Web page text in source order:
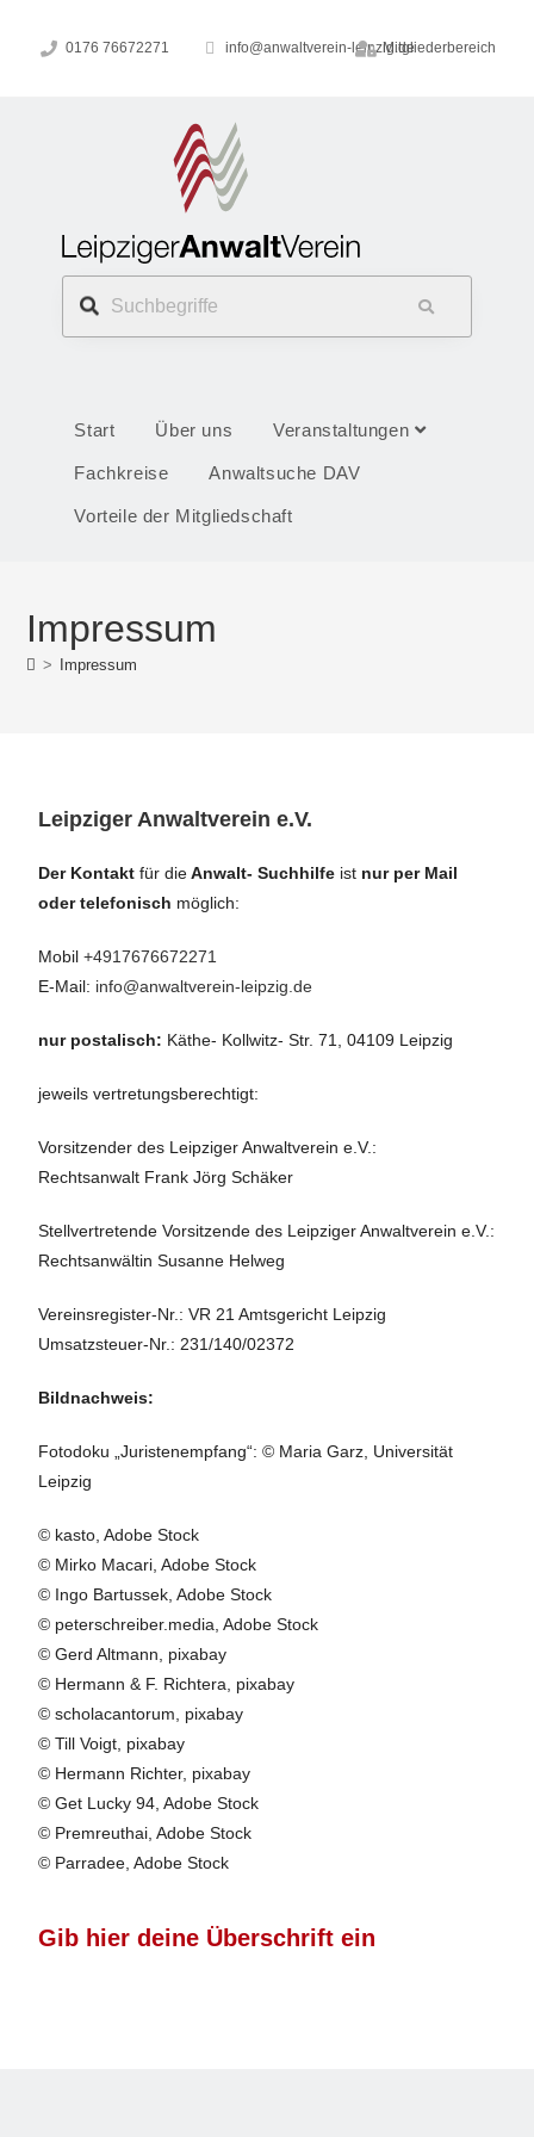
0176 76672271 info@anwaltverein-leipzig.deMitgliederbereich
Start Über uns Veranstaltungen
Fachkreise Anwaltsuche DAV
Vorteile der Mitgliedschaft
Impressum
> Impressum
Leipziger Anwaltverein e.V.
Der Kontaktfür dieAnwalt- Suchhilfe ist nur per Mail
oder telefonisch möglich:
Mobil+4917676672271
E-Mail: info@anwaltverein-leipzig.de
nur postalisch: Käthe- Kollwitz- Str. 71, 04109 Leipzig
jeweils vertretungsberechtigt:
Vorsitzender des Leipziger Anwaltverein e.V.:
Rechtsanwalt Frank Jörg Schäker
Stellvertretende Vorsitzende des Leipziger Anwaltverein e.V.:
Rechtsanwältin Susanne Helweg
Vereinsregister-Nr.: VR 21 Amtsgericht Leipzig
Umsatzsteuer-Nr.: 231/140/02372
Bildnachweis:
Fotodoku „Juristenempfang“: © Maria Garz, Universität
Leipzig
© kasto, Adobe Stock
© Mirko Macari, Adobe Stock
© Ingo Bartussek, Adobe Stock
© peterschreiber.media, Adobe Stock
© Gerd Altmann, pixabay
© Hermann & F. Richtera, pixabay
© scholacantorum, pixabay
© Till Voigt, pixabay
© Hermann Richter, pixabay
© Get Lucky 94, Adobe Stock
© Premreuthai, Adobe Stock
© Parradee, Adobe Stock
Gib hier deine Überschrift ein